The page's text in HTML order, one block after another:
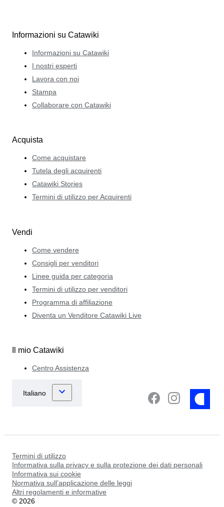
Informazioni su Catawiki
Informazioni su Catawiki
I nostri esperti
Lavora con noi
Stampa
Collaborare con Catawiki
Acquista
Come acquistare
Tutela degli acquirenti
Catawiki Stories
Termini di utilizzo per Acquirenti
Vendi
Come vendere
Consigli per venditori
Linee guida per categoria
Termini di utilizzo per venditori
Programma di affiliazione
Diventa un Venditore Catawiki Live
Il mio Catawiki
Centro Assistenza
Termini di utilizzo
Informativa sulla privacy e sulla protezione dei dati personali
Informativa sui cookie
Normativa sull’applicazione delle leggi
Altri regolamenti e informative
© 2026